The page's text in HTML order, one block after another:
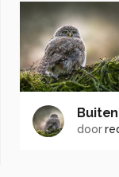
door